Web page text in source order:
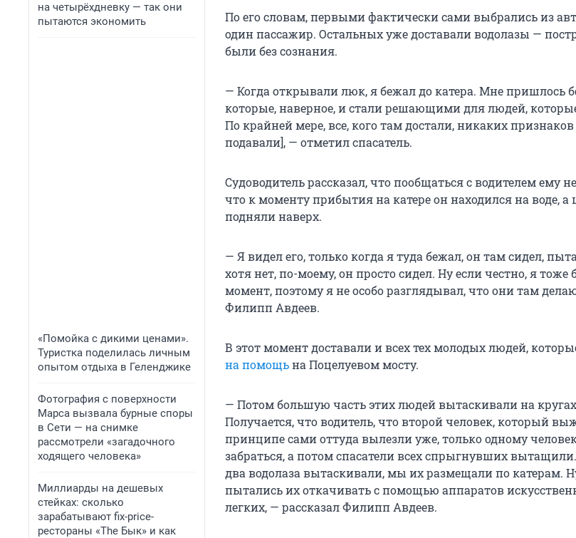
на четырёхдневку — так они
пытаются экономить
«Помойка с дикими ценами».
Туристка поделилась личным
опытом отдыха в Геленджике
Фотография с поверхности
Марса вызвала бурные споры
в Сети — на снимке
рассмотрели «загадочного
ходящего человека»
Миллиарды на дешевых
стейках: сколько
зарабатывают fix-price-
рестораны «The Бык» и как
По его словам, первыми фактически сами выбрались из
один пассажир. Остальных уже доставали водолазы —
были без сознания.
— Когда открывали люк, я бежал до катера. Мне пришлось
которые, наверное, и стали решающими для людей,
По крайней мере, все, кого там достали, никаких
подавали], — отметил спасатель.
Судоводитель рассказал, что пообщаться с водителем ему
что к моменту прибытия на катере он находился на воде,
подняли наверх.
— Я видел его, только когда я туда бежал, он там сидел,
хотя нет, по-моему, он просто сидел. Ну если честно, я тоже
момент, поэтому я не особо разглядывал, что они там
Филипп Авдеев.
В этот момент доставали и всех тех молодых людей,
на помощьна Поцелуевом мосту.
— Потом большую часть этих людей вытаскивали на кругах
Получается, что водитель, что второй человек, который
принципе сами оттуда вылезли уже, только одному
забраться, а потом спасатели всех спрыгнувших
два водолаза вытаскивали, мы их размещали по катерам.
пытались их откачивать с помощью аппаратов
легких, — рассказал Филипп Авдеев.